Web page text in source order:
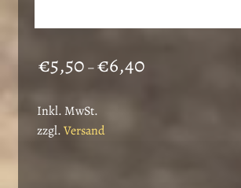
€5,50 –€6,40
Inkl. MwSt.
zzgl.Versand